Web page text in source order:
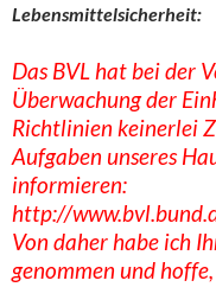
Lebensmittelsicherheit:
Das BVL hat bei der
Überwachung der
Richtlinien keinerlei
Aufgaben unseres
informieren:
http://
Von daher habe ich
genommen und